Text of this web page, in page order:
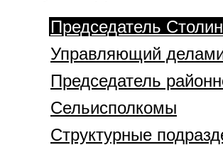
Председатель
Управляющий
Председатель
Сельисполкомы
Структурные